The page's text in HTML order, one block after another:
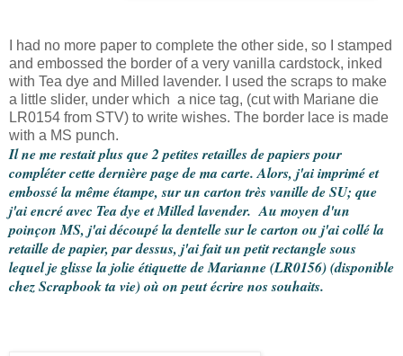
I had no more paper to complete the other side, so I stamped
and embossed the border of a very vanilla cardstock, inked
with Tea dye and Milled lavender. I used the scraps to make
a little slider, under which a nice tag, (cut with Mariane die
LR0154 from STV) to write wishes. The border lace is made
with a MS punch.
Il ne me restait plus que 2 petites retailles de papiers pour
compléter cette dernière page de ma carte. Alors, j'ai imprimé et
embossé la même étampe, sur un carton très vanille de SU; que
j'ai encré avec Tea dye et Milled lavender. Au moyen d'un
poinçon MS, j'ai découpé la dentelle sur le carton ou j'ai collé la
retaille de papier, par dessus, j'ai fait un petit rectangle sous
lequel je glisse la jolie étiquette de Marianne (LR0156) (disponible
chez Scrapbook ta vie) où on peut écrire nos souhaits.